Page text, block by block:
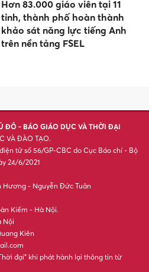
Bộ mưa to, Nam Bộ mưa dông
về chiều tối
Khéo chọn con số may mắn
hôm nay 5/8/2026 đem LỘC
cho mọi nhà
An Giang quy tập 170 hài cốt